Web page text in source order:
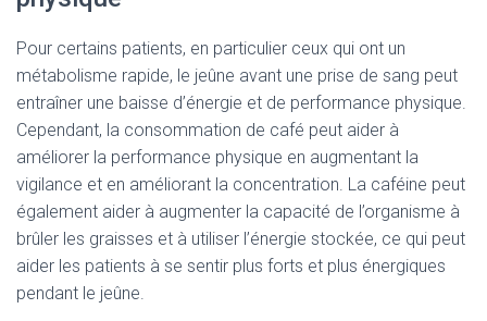
Pour certains patients, en particulier ceux qui ont un
métabolisme rapide, le jeûne avant une prise de sang peut
entraîner une baisse d’énergie et de performance physique.
Cependant, la consommation de café peut aider à
améliorer la performance physique en augmentant la
vigilance et en améliorant la concentration. La caféine peut
également aider à augmenter la capacité de l’organisme à
brûler les graisses et à utiliser l’énergie stockée, ce qui peut
aider les patients à se sentir plus forts et plus énergiques
pendant le jeûne.